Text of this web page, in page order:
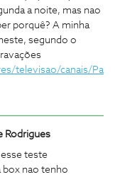
a noite, mas nao
porquê? A minha
segundo o
televisao/canais/Pa
Rodrigues
teste
box nao tenho